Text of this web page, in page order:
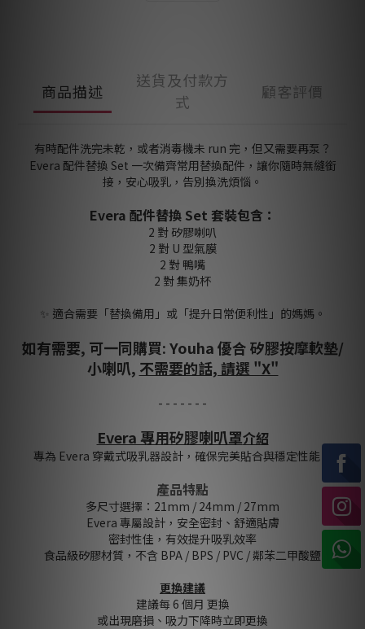
商品描述
送貨及付款方
式
顧客評價
有時配件洗完未乾，或者消毒機未 run 完，但又需要再泵？
Evera 配件替換 Set 一次備齊常用替換配件，讓你隨時無縫銜
接，安心吸乳，告別換洗煩惱。
Evera 配件替換 Set 套裝包含：
2 對 矽膠喇叭
2 對 U 型氣膜
2 對 鴨嘴
2 對 集奶杯
✨ 適合需要「替換備用」或「提升日常便利性」的媽媽。
如有需要, 可一同購買: Youha 優合 矽膠按摩軟墊/
小喇叭, 不需要的話, 請選 "X"
- - - - - - -
Evera 專用矽膠喇叭罩介紹
專為 Evera 穿戴式吸乳器設計，確保完美貼合與穩定性能。
產品特點
多尺寸選擇：21mm / 24mm / 27mm
Evera 專屬設計，安全密封、舒適貼膚
密封性佳，有效提升吸乳效率
食品級矽膠材質，不含 BPA / BPS / PVC / 鄰苯二甲酸鹽
更換建議
建議每 6 個月 更換
或出現磨損、吸力下降時立即更換